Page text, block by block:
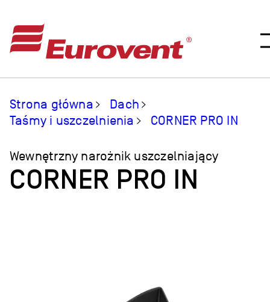
Strona główna
Dach
Taśmy i uszczelnienia
CORNER PRO IN
Wewnętrzny narożnik uszczelniający
CORNER PRO IN